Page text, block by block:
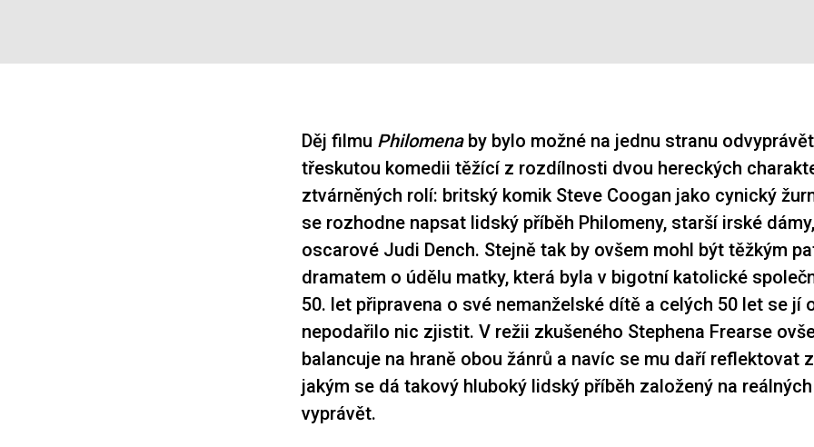
Děj filmu Philomenaby bylo možné na jednu stranu
třeskutou komedii těžící z rozdílnosti dvou hereckých
ztvárněných rolí: britský komik Steve Coogan jako cynický
se rozhodne napsat lidský příběh Philomeny, starší irské
oscarové Judi Dench. Stejně tak by ovšem mohl být těžkým
dramatem o údělu matky, která byla v bigotní katolické
50. let připravena o své nemanželské dítě a celých 50 let se jí
nepodařilo nic zjistit. V režii zkušeného Stephena Frearse
balancuje na hraně obou žánrů a navíc se mu daří reflektovat
jakým se dá takový hluboký lidský příběh založený na
vyprávět.